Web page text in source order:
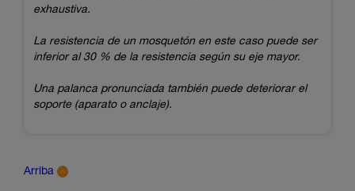
exhaustiva.
La resistencia de un mosquetón en este caso puede ser
inferior al 30 % de la resistencia según su eje mayor.
Una palanca pronunciada también puede deteriorar el
soporte (aparato o anclaje).
Arriba